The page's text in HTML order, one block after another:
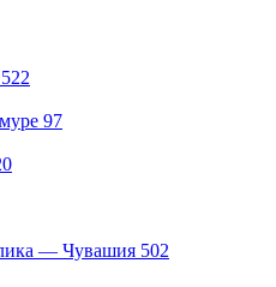
522
97
— Чувашия 502